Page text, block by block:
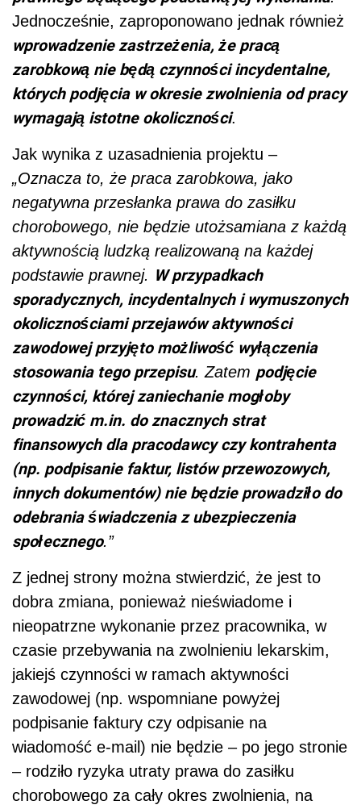
Jednocześnie, zaproponowano jednak również
wprowadzenie zastrzeżenia, że pracą
zarobkową nie będą czynności incydentalne,
których podjęcia w okresie zwolnienia od pracy
wymagają istotne okoliczności.
Jak wynika z uzasadnienia projektu –
„Oznacza to, że praca zarobkowa, jako
negatywna przesłanka prawa do zasiłku
chorobowego, nie będzie utożsamiana z każdą
aktywnością ludzką realizowaną na każdej
podstawie prawnej. W przypadkach
sporadycznych, incydentalnych i wymuszonych
okolicznościami przejawów aktywności
zawodowej przyjęto możliwość wyłączenia
stosowania tego przepisu. Zatem podjęcie
czynności, której zaniechanie mogłoby
prowadzić m.in. do znacznych strat
finansowych dla pracodawcy czy kontrahenta
(np. podpisanie faktur, listów przewozowych,
innych dokumentów) nie będzie prowadziło do
odebrania świadczenia z ubezpieczenia
społecznego.”
Z jednej strony można stwierdzić, że jest to
dobra zmiana, ponieważ nieświadome i
nieopatrzne wykonanie przez pracownika, w
czasie przebywania na zwolnieniu lekarskim,
jakiejś czynności w ramach aktywności
zawodowej (np. wspomniane powyżej
podpisanie faktury czy odpisanie na
wiadomość e-mail) nie będzie – po jego stronie
– rodziło ryzyka utraty prawa do zasiłku
chorobowego za cały okres zwolnienia, na